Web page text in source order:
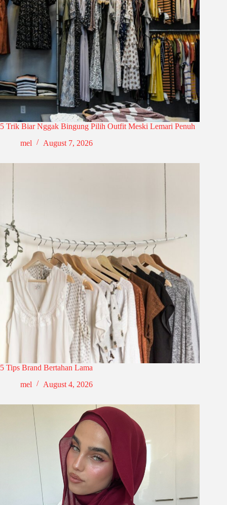
5 Trik Biar Nggak Bingung Pilih Outfit Meski Lemari Penuh
mel
August 7, 2026
5 Tips Brand Bertahan Lama
mel
August 4, 2026